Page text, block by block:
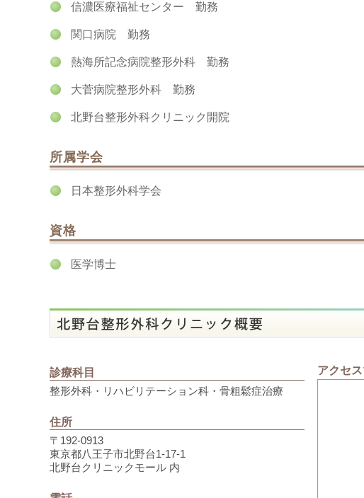
信濃医療福祉センター 勤務
関口病院 勤務
熱海所記念病院整形外科 勤務
大菅病院整形外科 勤務
北野台整形外科クリニック開院
所属学会
日本整形外科学会
資格
医学博士
診療科目
整形外科・リハビリテーション科・骨粗鬆症治療
住所
〒192-0913
東京都八王子市北野台1-17-1
北野台クリニックモール 内
アクセ